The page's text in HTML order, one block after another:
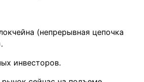
(непрерывная цепочка
инвесторов.